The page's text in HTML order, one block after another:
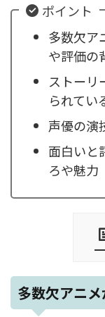
ポイント
多数欠ア
や評価の
ストーリ
られてい
声優の演
面白いと
ろや魅力
多数欠アニ